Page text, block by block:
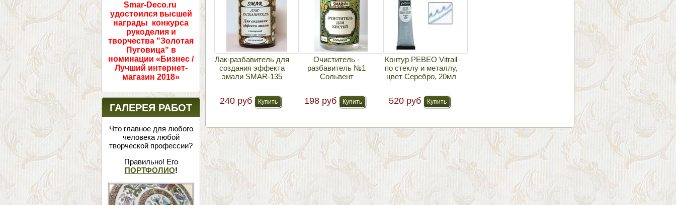
Smar-Deco.ru
удостоился высшей
награды конкурса
рукоделия и
творчества "Золотая
Пуговица" в
номинации «Бизнес /
Лучший интернет-
магазин 2018»
ГАЛЕРЕЯ РАБОТ
Что главное для любого
человека любой
творческой профессии?
Правильно! Его
ПОРТФОЛИО!
Лак-разбавитель для
создания эффекта
эмали SMAR-135
240 руб
Очиститель -
разбавитель №1
Сольвент
198 руб
Контур PEBEO Vitrail
по стеклу и металлу,
цвет Серебро, 20мл
520 руб